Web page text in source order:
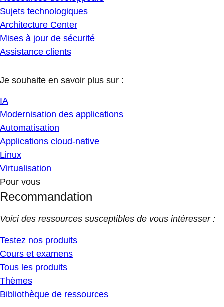
Sujets technologiques
Architecture Center
Mises à jour de sécurité
Assistance clients
Je souhaite en savoir plus sur :
IA
Modernisation des applications
Automatisation
Applications cloud-native
Linux
Virtualisation
Pour vous
Recommandation
Voici des ressources susceptibles de vous intéresser :
Testez nos produits
Cours et examens
Tous les produits
Thèmes
Bibliothèque de ressources